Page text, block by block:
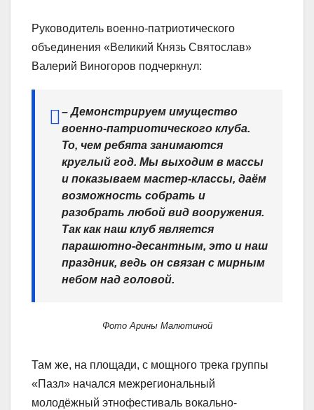
Руководитель военно-патриотического
объединения «Великий Князь Святослав»
Валерий Виногоров подчеркнул:
– Демонстрируем имущество
военно-патриотического клуба.
То, чем ребята занимаются
круглый год. Мы выходим в массы
и показываем мастер-классы, даём
возможность собрать и
разобрать любой вид вооружения.
Так как наш клуб является
парашютно-десантным, это и наш
праздник, ведь он связан с мирным
небом над головой.
Фото Арины Малютиной
Там же, на площади, с мощного трека группы
«Пазл» начался межрегиональный
молодёжный этнофестиваль вокально-